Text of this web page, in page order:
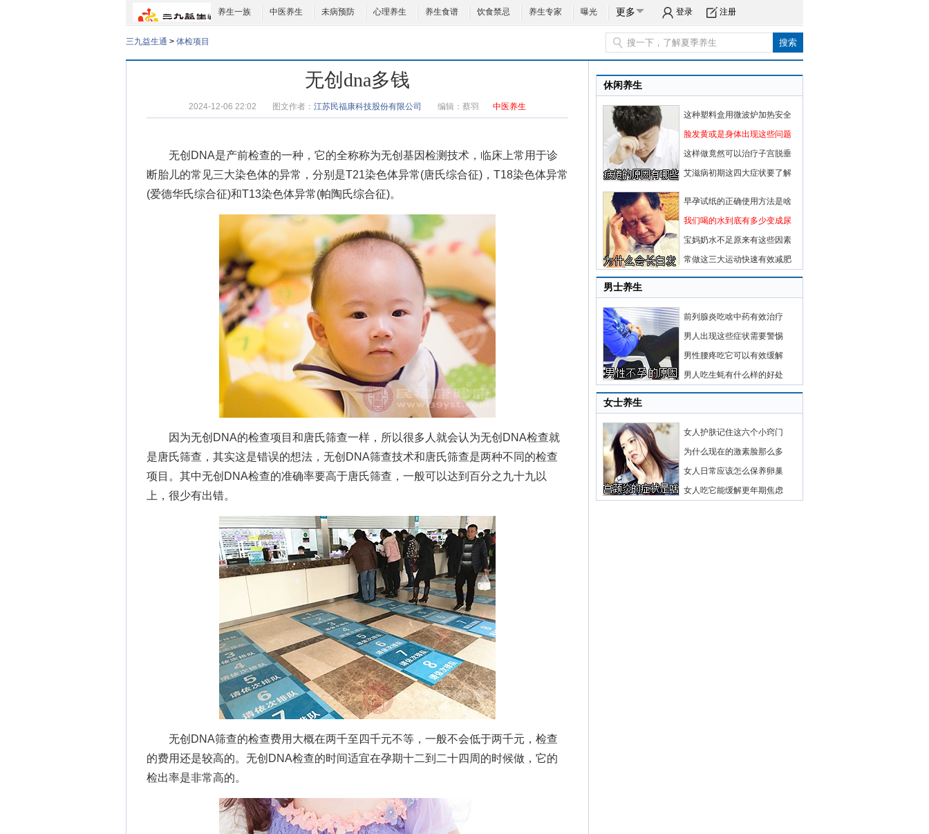
养生一族 中医养生 未病预防 心理养生 养生食谱 饮食禁忌 养生专家 曝光 更多 登录 注册
三九益生通 > 体检项目
无创dna多钱
2024-12-06 22:02 图文作者： 江苏民福康科技股份有限公司 编辑： 蔡羽 中医养生
无创DNA是产前检查的一种，它的全称称为无创基因检测技术，临床上常用于诊
断胎儿的常见三大染色体的异常，分别是T21染色体异常(唐氏综合征)，T18染色体异常
(爱德华氏综合征)和T13染色体异常(帕陶氏综合征)。
因为无创DNA的检查项目和唐氏筛查一样，所以很多人就会认为无创DNA检查就
是唐氏筛查，其实这是错误的想法，无创DNA筛查技术和唐氏筛查是两种不同的检查
项目。其中无创DNA检查的准确率要高于唐氏筛查，一般可以达到百分之九十九以
上，很少有出错。
无创DNA筛查的检查费用大概在两千至四千元不等，一般不会低于两千元，检查
的费用还是较高的。无创DNA检查的时间适宜在孕期十二到二十四周的时候做，它的
检出率是非常高的。
休闲养生
这种塑料盒用微波炉加热安全
脸发黄或是身体出现这些问题
这样做竟然可以治疗子宫脱垂
艾滋病初期这四大症状要了解
早孕试纸的正确使用方法是啥
我们喝的水到底有多少变成尿
宝妈奶水不足原来有这些因素
常做这三大运动快速有效减肥
男士养生
前列腺炎吃啥中药有效治疗
男人出现这些症状需要警惕
男性腰疼吃它可以有效缓解
男人吃生蚝有什么样的好处
女士养生
女人护肤记住这六个小窍门
为什么现在的激素脸那么多
女人日常应该怎么保养卵巢
女人吃它能缓解更年期焦虑